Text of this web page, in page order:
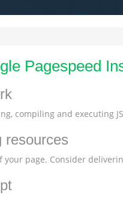
Pagespeed
compiling and executing
resources
page. Consider